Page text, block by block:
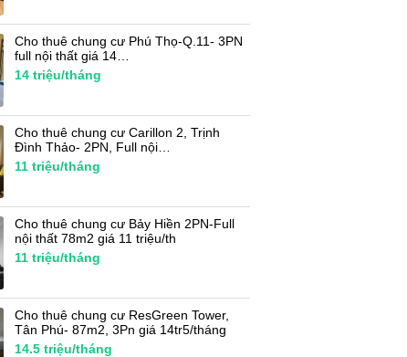
Cho thuê chung cư Phú Thọ-Q.11- 3PN
full nội thất giá 14…
14 triệu/tháng
Cho thuê chung cư Carillon 2, Trịnh
Đình Thảo- 2PN, Full nội…
11 triệu/tháng
Cho thuê chung cư Bảy Hiền 2PN-Full
nội thất 78m2 giá 11 triệu/th
11 triệu/tháng
Cho thuê chung cư ResGreen Tower,
Tân Phú- 87m2, 3Pn giá 14tr5/tháng
14.5 triệu/tháng